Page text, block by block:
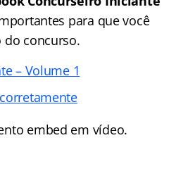
para que você
do concurso.
– Volume 1
embed em vídeo.